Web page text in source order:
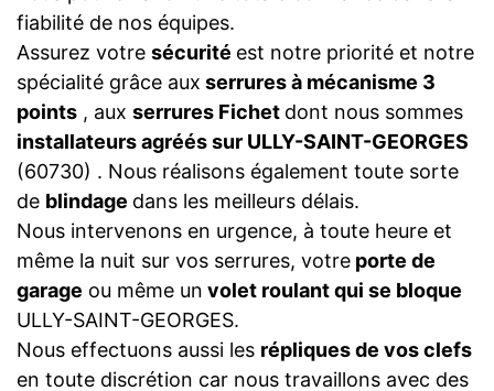
fiabilité de nos équipes.
Assurez votre sécurité est notre priorité et notre
spécialité grâce aux serrures à mécanisme 3
points , aux serrures Fichet dont nous sommes
installateurs agréés sur ULLY-SAINT-GEORGES
(60730) . Nous réalisons également toute sorte
de blindage dans les meilleurs délais.
Nous intervenons en urgence, à toute heure et
même la nuit sur vos serrures, votre porte de
garage ou même un volet roulant qui se bloque
ULLY-SAINT-GEORGES.
Nous effectuons aussi les répliques de vos clefs
en toute discrétion car nous travaillons avec des